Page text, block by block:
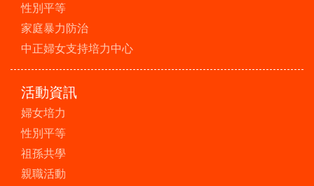
性別平等
家庭暴力防治
中正婦女支持培力中心
活動資訊
婦女培力
性別平等
祖孫共學
親職活動